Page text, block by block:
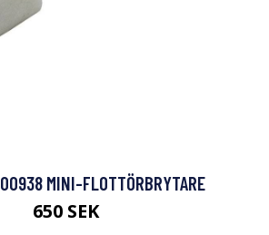
MINI-FLOTTÖRBRYTARE
650 SEK